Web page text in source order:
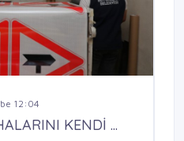
12:04
KENDİ ...